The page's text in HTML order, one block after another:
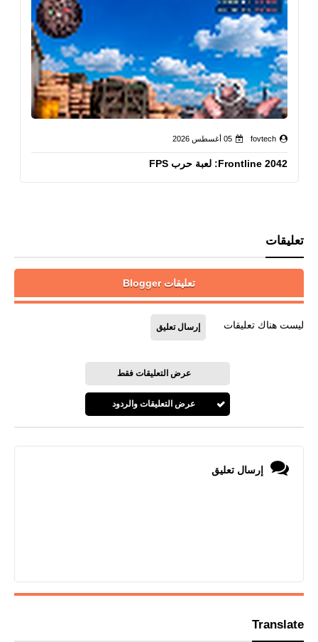
fovtech 05 أغسطس 2026
Frontline 2042: لعبة حرب FPS
تعليقات
تعليقات Blogger
ليست هناك تعليقات إرسال تعليق
عرض التعليقات فقط
عرض التعليقات والردود
إرسال تعليق
Translate